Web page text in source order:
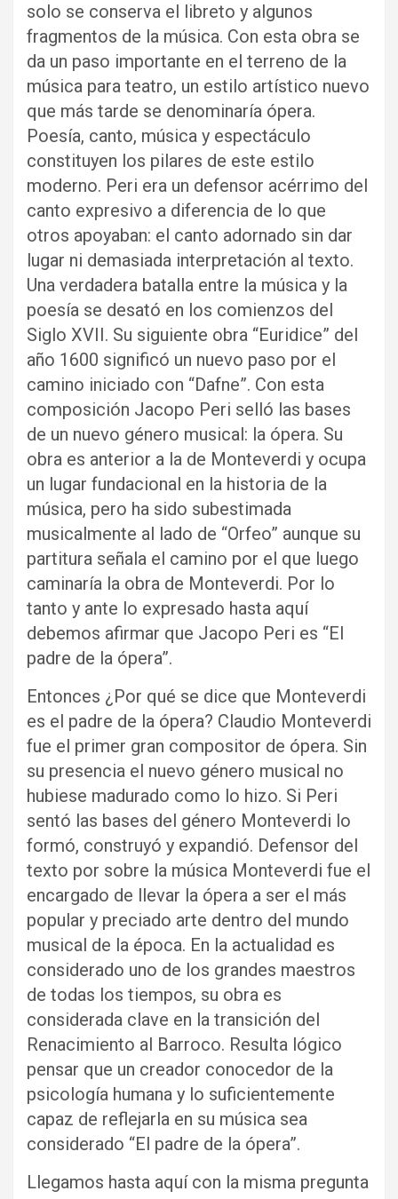
solo se conserva el libreto y algunos
fragmentos de la música. Con esta obra se
da un paso importante en el terreno de la
música para teatro, un estilo artístico nuevo
que más tarde se denominaría ópera.
Poesía, canto, música y espectáculo
constituyen los pilares de este estilo
moderno. Peri era un defensor acérrimo del
canto expresivo a diferencia de lo que
otros apoyaban: el canto adornado sin dar
lugar ni demasiada interpretación al texto.
Una verdadera batalla entre la música y la
poesía se desató en los comienzos del
Siglo XVII. Su siguiente obra “Euridice” del
año 1600 significó un nuevo paso por el
camino iniciado con “Dafne”. Con esta
composición Jacopo Peri selló las bases
de un nuevo género musical: la ópera. Su
obra es anterior a la de Monteverdi y ocupa
un lugar fundacional en la historia de la
música, pero ha sido subestimada
musicalmente al lado de “Orfeo” aunque su
partitura señala el camino por el que luego
caminaría la obra de Monteverdi. Por lo
tanto y ante lo expresado hasta aquí
debemos afirmar que Jacopo Peri es “El
padre de la ópera”.
Entonces ¿Por qué se dice que Monteverdi
es el padre de la ópera? Claudio Monteverdi
fue el primer gran compositor de ópera. Sin
su presencia el nuevo género musical no
hubiese madurado como lo hizo. Si Peri
sentó las bases del género Monteverdi lo
formó, construyó y expandió. Defensor del
texto por sobre la música Monteverdi fue el
encargado de llevar la ópera a ser el más
popular y preciado arte dentro del mundo
musical de la época. En la actualidad es
considerado uno de los grandes maestros
de todas los tiempos, su obra es
considerada clave en la transición del
Renacimiento al Barroco. Resulta lógico
pensar que un creador conocedor de la
psicología humana y lo suficientemente
capaz de reflejarla en su música sea
considerado “El padre de la ópera”.
Llegamos hasta aquí con la misma pregunta